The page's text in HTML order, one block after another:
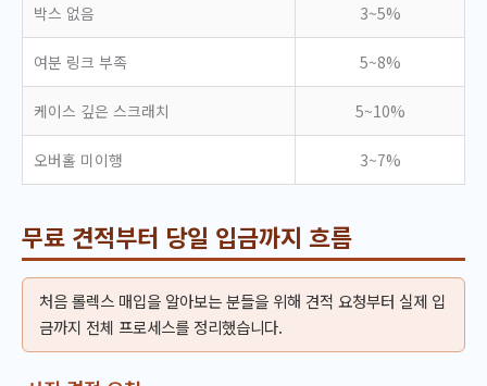
박스 없음 3~5%
여분 링크 부족 5~8%
케이스 깊은 스크래치 5~10%
오버홀 미이행 3~7%
무료 견적부터 당일 입금까지 흐름
처음 롤렉스 매입을 알아보는 분들을 위해 견적 요청부터 실제 입
금까지 전체 프로세스를 정리했습니다.